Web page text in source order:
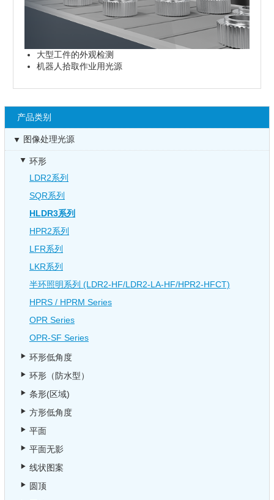
大型工件的外观检测
机器人拾取作业用光源
产品类别
图像处理光源
环形
LDR2系列
SQR系列
HLDR3系列
HPR2系列
LFR系列
LKR系列
半环照明系列 (LDR2-HF/LDR2-LA-HF/HPR2-HFCT)
HPRS / HPRM Series
OPR Series
OPR-SF Series
环形低角度
环形（防水型）
条形(区域)
方形低角度
平面
平面无影
线状图案
圆顶